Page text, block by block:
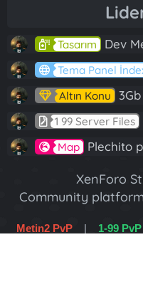
Tasarım Dev
Tema Panel
Altın Konu
1 99 Server Files
Map Plechito
XenForo
Community
[XGT] Forum
Metin2 PvP | 1-99 PvP